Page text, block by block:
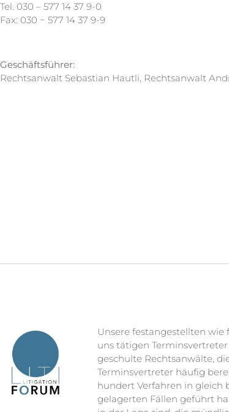
Tel. 030 – 577 14 37 9-0
Fax: 030 − 577 14 37 9-9
Geschäftsführer:
Rechtsanwalt Sebastian Hautli, Rechtsanwalt
Unsere festangestellten wie
uns tätigen
geschulte Rechtsanwälte,
Terminsvertreter häufig
hundert Verfahren in gleich
gelagerten Fällen geführt